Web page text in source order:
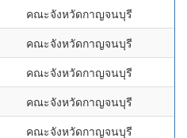
คณะจังหวัดกาญจนบุรี
คณะจังหวัดกาญจนบุรี
คณะจังหวัดกาญจนบุรี
คณะจังหวัดกาญจนบุรี
คณะจังหวัดกาญจนบุรี